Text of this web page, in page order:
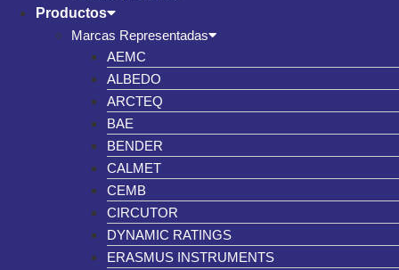
Productos
Marcas Representadas
AEMC
ALBEDO
ARCTEQ
BAE
BENDER
CALMET
CEMB
CIRCUTOR
DYNAMIC RATINGS
ERASMUS INSTRUMENTS